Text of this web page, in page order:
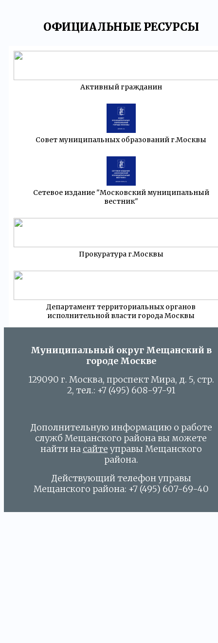
ОФИЦИАЛЬНЫЕ РЕСУРСЫ
Активный гражданин
Совет муниципальных образований г.Москвы
Сетевое издание "Московский муниципальный
вестник"
Прокуратура г.Москвы
Департамент территориальных органов
исполнительной власти города Москвы
Муниципальный округ Мещанский в
городе Москве
129090 г. Москва, проспект Мира, д. 5, стр.
2, тел.: +7 (495) 608-97-91
Дополнительную информацию о работе
служб Мещанского района вы можете
найти на сайте управы Мещанского
района.
Действующий телефон управы
Мещанского района: +7 (495) 607-69-40